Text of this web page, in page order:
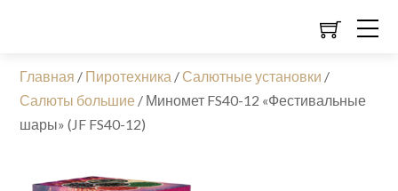
Главная / Пиротехника / Салютные установки /
Салюты большие / Миномет FS40-12 «Фестивальные
шары» (JF FS40-12)